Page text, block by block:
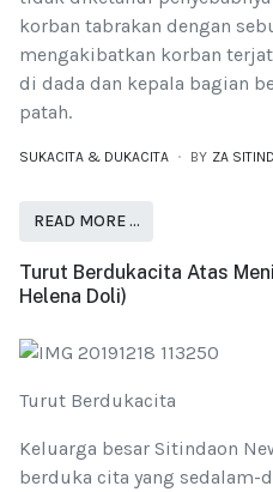
korban tabrakan dengan
mengakibatkan korban
di dada dan kepala bagian
patah.
SUKACITA & DUKACITA BY ZA
READ MORE …
Turut Berdukacita Atas
Helena Doli)
Turut Berdukacita
Keluarga besar Sitindaon
berduka cita yang sedalam-